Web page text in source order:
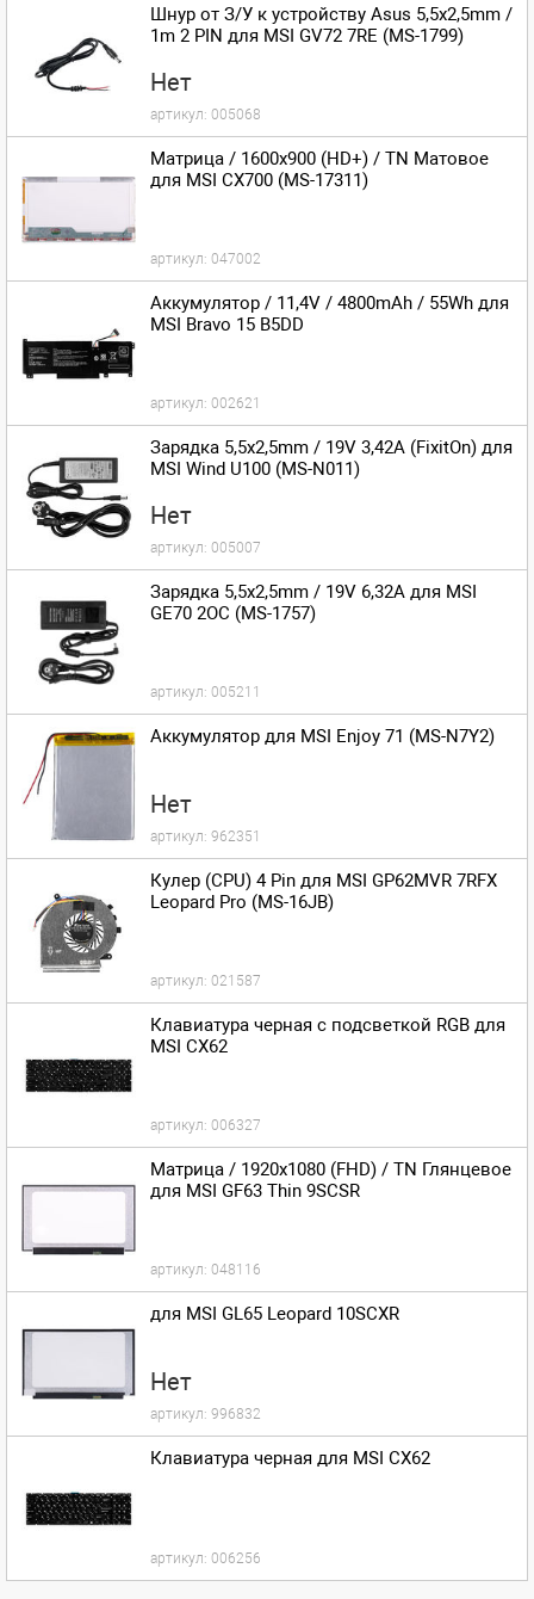
Шнур от З/У к устройству Asus 5,5x2,5mm /
1m 2 PIN для MSI GV72 7RE (MS-1799)
Нет
артикул: 005068
Матрица / 1600x900 (HD+) / TN Матовое
для MSI CX700 (MS-17311)
артикул: 047002
Аккумулятор / 11,4V / 4800mAh / 55Wh для
MSI Bravo 15 B5DD
артикул: 002621
Зарядка 5,5x2,5mm / 19V 3,42A (FixitOn) для
MSI Wind U100 (MS-N011)
Нет
артикул: 005007
Зарядка 5,5x2,5mm / 19V 6,32A для MSI
GE70 2OC (MS-1757)
артикул: 005211
Аккумулятор для MSI Enjoy 71 (MS-N7Y2)
Нет
артикул: 962351
Кулер (CPU) 4 Pin для MSI GP62MVR 7RFX
Leopard Pro (MS-16JB)
артикул: 021587
Клавиатура черная с подсветкой RGB для
MSI CX62
артикул: 006327
Матрица / 1920x1080 (FHD) / TN Глянцевое
для MSI GF63 Thin 9SCSR
артикул: 048116
для MSI GL65 Leopard 10SCXR
Нет
артикул: 996832
Клавиатура черная для MSI CX62
артикул: 006256